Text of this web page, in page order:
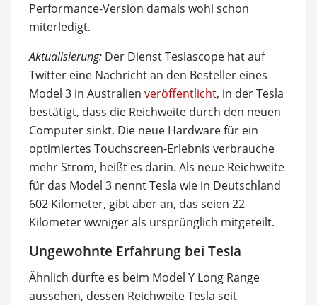
Performance-Version damals wohl schon
miterledigt.
Aktualisierung: Der Dienst Teslascope hat auf
Twitter eine Nachricht an den Besteller eines
Model 3 in Australien veröffentlicht, in der Tesla
bestätigt, dass die Reichweite durch den neuen
Computer sinkt. Die neue Hardware für ein
optimiertes Touchscreen-Erlebnis verbrauche
mehr Strom, heißt es darin. Als neue Reichweite
für das Model 3 nennt Tesla wie in Deutschland
602 Kilometer, gibt aber an, das seien 22
Kilometer wwniger als ursprünglich mitgeteilt.
Ungewohnte Erfahrung bei Tesla
Ähnlich dürfte es beim Model Y Long Range
aussehen, dessen Reichweite Tesla seit